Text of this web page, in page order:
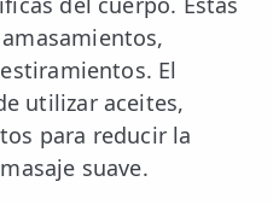
El
utilizar aceites,
para reducir la
suave.